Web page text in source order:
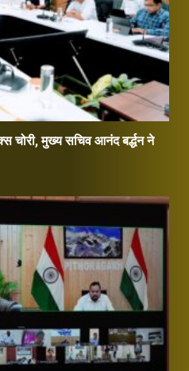
चोरी, मुख्य सचिव आनंद बर्द्धन ने